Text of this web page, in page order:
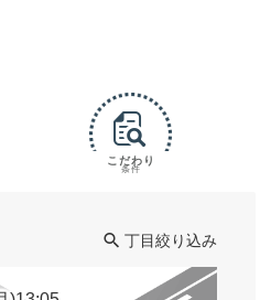
こだわり
条件
丁目絞り込み